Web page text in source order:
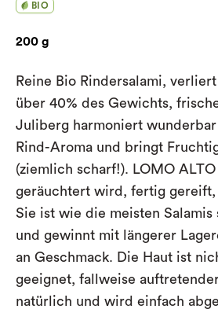
BIO
200 g
Reine Bio Rindersalami,
über 40% des Gewichts,
Juliberg harmoniert
Rind-Aroma und bringt
(ziemlich scharf!). LOMO
geräuchtert wird, fertig gereift,
Sie ist wie die meisten Salamis
und gewinnt mit längerer
an Geschmack. Die Haut ist
geeignet, fallweise
natürlich und wird einfach